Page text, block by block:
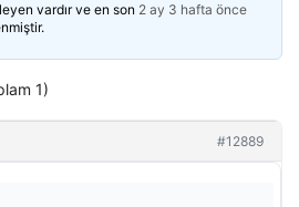
vardır ve en son 2 ay 3 hafta önce
1)
#12889